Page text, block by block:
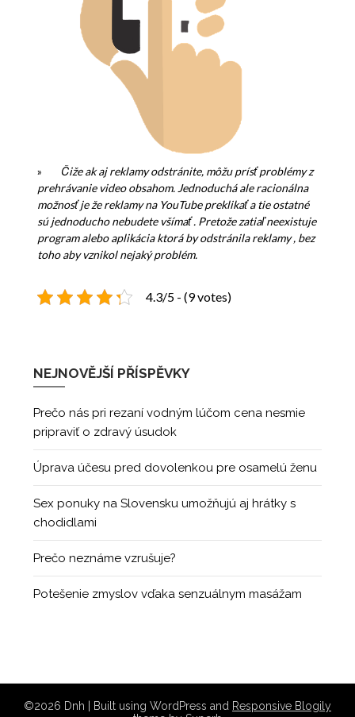
» Čiže ak aj reklamy odstránite, môžu prísť problémy z
prehrávanie video obsahom. Jednoduchá ale racionálna
možnosť je že reklamy na YouTube preklikať a tie ostatné
sú jednoducho nebudete všímať . Pretože zatiaľ neexistuje
program alebo aplikácia ktorá by odstránila reklamy , bez
toho aby vznikol nejaký problém.
4.3/5 - (9 votes)
NEJNOVĚJŠÍ PŘÍSPĚVKY
Prečo nás pri rezaní vodným lúčom cena nesmie
pripraviť o zdravý úsudok
Úprava účesu pred dovolenkou pre osamelú ženu
Sex ponuky na Slovensku umožňujú aj hrátky s
chodidlami
Prečo neznáme vzrušuje?
Potešenie zmyslov vďaka senzuálnym masážam
©2026 Dnh | Built using WordPress and Responsive Blogily